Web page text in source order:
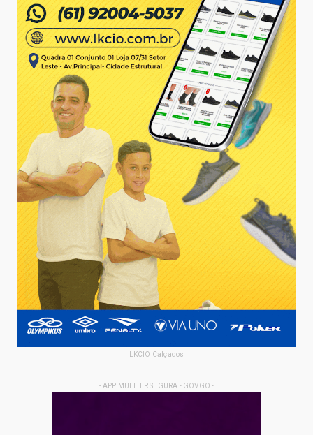
LKCIO Calçados
- APP MULHER SEGURA - GOVGO -